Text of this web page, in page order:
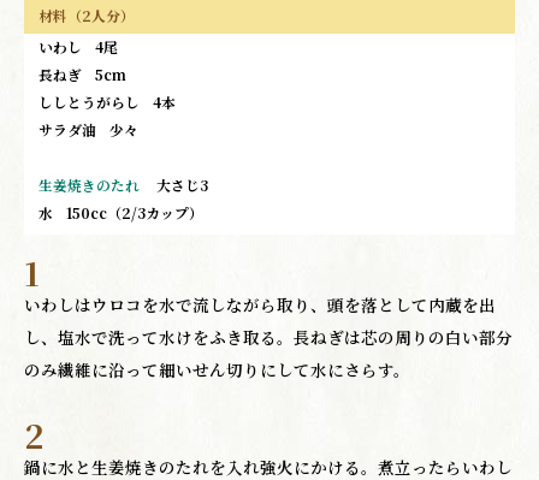
材料（2人分）
いわし
4尾
長ねぎ
5cm
ししとうがらし
4本
サラダ油
少々
生姜焼きのたれ
大さじ3
水
150cc（2/3カップ）
1
いわしはウロコを水で流しながら取り、頭を落として内蔵を出
し、塩水で洗って水けをふき取る。長ねぎは芯の周りの白い部分
のみ繊維に沿って細いせん切りにして水にさらす。
2
鍋に水と生姜焼きのたれを入れ強火にかける。煮立ったらいわし